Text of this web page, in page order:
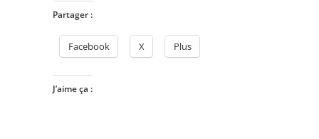
Partager :
Facebook X Plus
J’aime ça :